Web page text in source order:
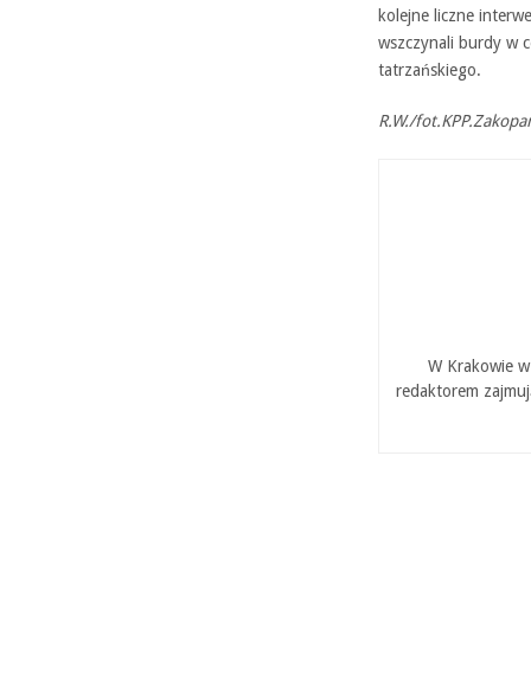
kolejne liczne
wszczynali burdy w
tatrzańskiego.
R.W./
W Krakowie
redaktorem